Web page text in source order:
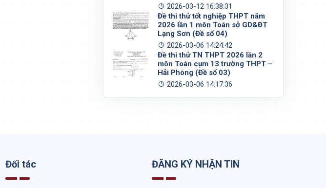
2026-03-12 16:38:31
Đề thi thử tốt nghiệp THPT năm
2026 lần 1 môn Toán sở GD&ĐT
Lạng Sơn (Đề số 04)
2026-03-06 14:24:42
Đề thi thử TN THPT 2026 lần 2
môn Toán cụm 13 trường THPT –
Hải Phòng (Đề số 03)
2026-03-06 14:17:36
Đối tác ĐĂNG KÝ NHẬN TIN